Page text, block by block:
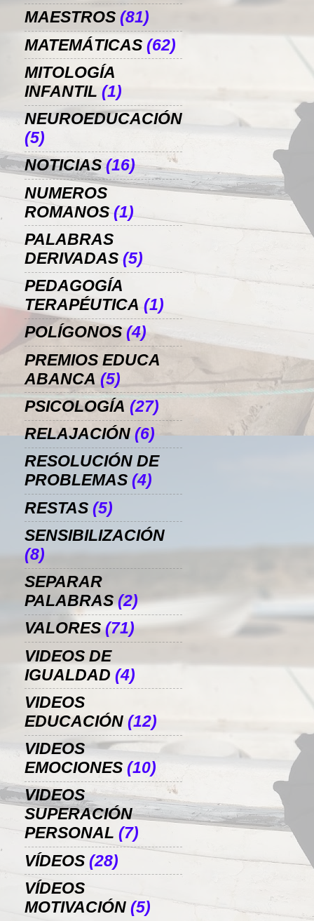
MAESTROS (81)
MATEMÁTICAS (62)
MITOLOGÍA
INFANTIL (1)
NEUROEDUCACIÓN
(5)
NOTICIAS (16)
NUMEROS
ROMANOS (1)
PALABRAS
DERIVADAS (5)
PEDAGOGÍA
TERAPÉUTICA (1)
POLÍGONOS (4)
PREMIOS EDUCA
ABANCA (5)
PSICOLOGÍA (27)
RELAJACIÓN (6)
RESOLUCIÓN DE
PROBLEMAS (4)
RESTAS (5)
SENSIBILIZACIÓN
(8)
SEPARAR
PALABRAS (2)
VALORES (71)
VIDEOS DE
IGUALDAD (4)
VIDEOS
EDUCACIÓN (12)
VIDEOS
EMOCIONES (10)
VIDEOS
SUPERACIÓN
PERSONAL (7)
VÍDEOS (28)
VÍDEOS
MOTIVACIÓN (5)